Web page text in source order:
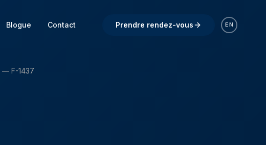
Blogue Contact Prendre rendez-vous EN
— F-1437